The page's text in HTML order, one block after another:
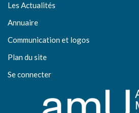
Les Actualités
Annuaire
Communication et logos
Plan du site
Se connecter